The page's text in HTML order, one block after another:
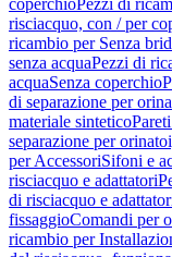
coperchioPezzi di
risciacquo, con / per
ricambio per Senza
senza acquaPezzi di
acquaSenza coperchio
di separazione per
materiale sintetico
separazione per
per AccessoriSifoni e
risciacquo e adattatori
di risciacquo e
fissaggioComandi per
ricambio per